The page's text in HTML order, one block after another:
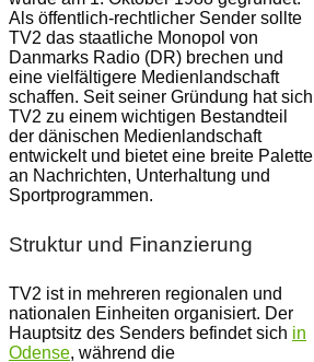
Als öffentlich-rechtlicher Sender sollte
TV2 das staatliche Monopol von
Danmarks Radio (DR) brechen und
eine vielfältigere Medienlandschaft
schaffen. Seit seiner Gründung hat sich
TV2 zu einem wichtigen Bestandteil
der dänischen Medienlandschaft
entwickelt und bietet eine breite Palette
an Nachrichten, Unterhaltung und
Sportprogrammen.
Struktur und Finanzierung
TV2 ist in mehreren regionalen und
nationalen Einheiten organisiert. Der
Hauptsitz des Senders befindet sich in
Odense, während die